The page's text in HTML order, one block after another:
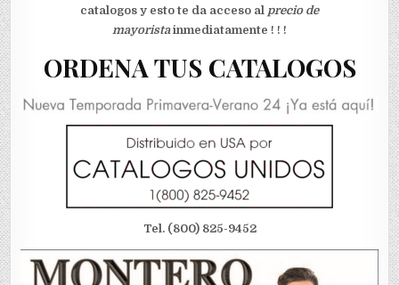
catalogos y esto te da acceso al precio de
mayoristainmediatamente ! ! !
ORDENA TUS CATALOGOS
Tel. (800) 825-9452